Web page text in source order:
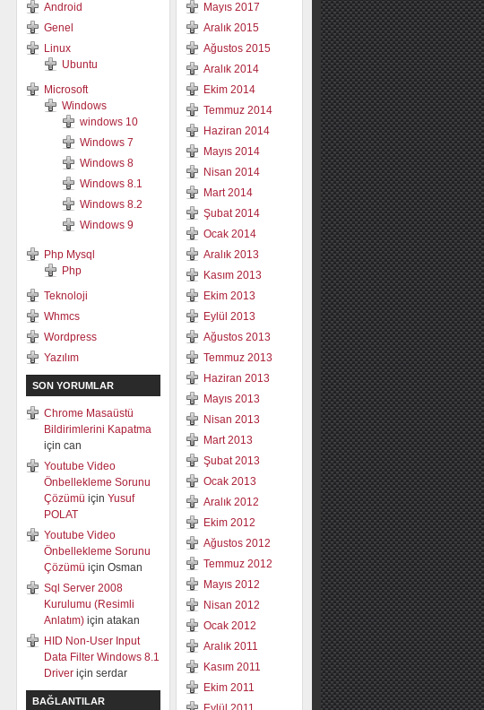
Android
Genel
Linux
Ubuntu
Microsoft
Windows
windows 10
Windows 7
Windows 8
Windows 8.1
Windows 8.2
Windows 9
Php Mysql
Php
Teknoloji
Whmcs
Wordpress
Yazılım
SON YORUMLAR
Chrome Masaüstü
Bildirimlerini Kapatma
için can
Youtube Video
Önbellekleme Sorunu
Çözümü için Yusuf
POLAT
Youtube Video
Önbellekleme Sorunu
Çözümü için Osman
Sql Server 2008
Kurulumu (Resimli
Anlatım) için atakan
HID Non-User Input
Data Filter Windows 8.1
Driver için serdar
BAĞLANTILAR
Mayıs 2017
Aralık 2015
Ağustos 2015
Aralık 2014
Ekim 2014
Temmuz 2014
Haziran 2014
Mayıs 2014
Nisan 2014
Mart 2014
Şubat 2014
Ocak 2014
Aralık 2013
Kasım 2013
Ekim 2013
Eylül 2013
Ağustos 2013
Temmuz 2013
Haziran 2013
Mayıs 2013
Nisan 2013
Mart 2013
Şubat 2013
Ocak 2013
Aralık 2012
Ekim 2012
Ağustos 2012
Temmuz 2012
Mayıs 2012
Nisan 2012
Ocak 2012
Aralık 2011
Kasım 2011
Ekim 2011